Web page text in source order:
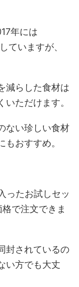
年には
ていますが、
減らした食材は
ただけます。
ない珍しい食材
おすすめ。
ったお試しセッ
で注文できま
封されているの
い方でも大丈